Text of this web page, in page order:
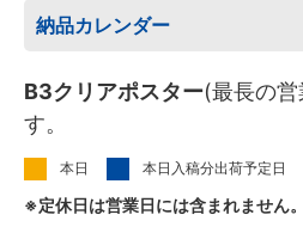
納品カレンダー
B3クリアポスター(最長の
す。
本日 本日入稿分出荷予定日
※定休日は営業日には含まれません。